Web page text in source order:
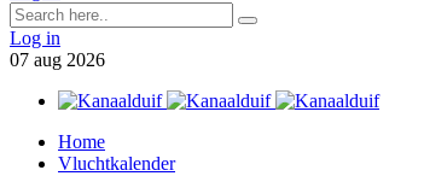
Log in
07 aug 2026
Home
Vluchtkalender